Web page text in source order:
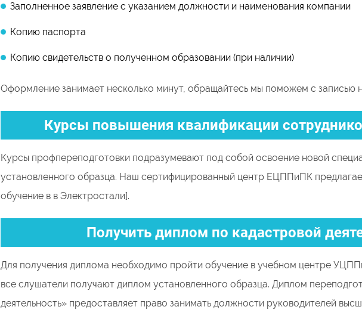
Заполненное заявление с указанием должности и наименования компании
Копию паспорта
Копию свидетельств о полученном образовании (при наличии)
Оформление занимает несколько минут, обращайтесь мы поможем с записью
Курсы повышения квалификации
Курсы профпереподготовки подразумевают под собой освоение новой
установленного образца. Наш сертифицированный центр ЕЦППиПК
обучение в в Электростали].
Получить диплом по кадастровой
Для получения диплома необходимо пройти обучение в учебном центре
все слушатели получают диплом установленного образца. Диплом
деятельность» предоставляет право занимать должности руководителей